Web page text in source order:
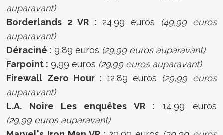
auparavant)
Borderlands 2 VR : 24,99 euros
(49,99 euros
auparavant)
Déraciné : 9,89 euros (29,99 euros auparavant)
Farpoint : 9,99 euros (29,99 euros auparavant)
Firewall Zero Hour : 12,89 euros (29,99 euros
auparavant)
L.A. Noire Les enquêtes VR : 14,99 euros
(29,99 euros auparavant)